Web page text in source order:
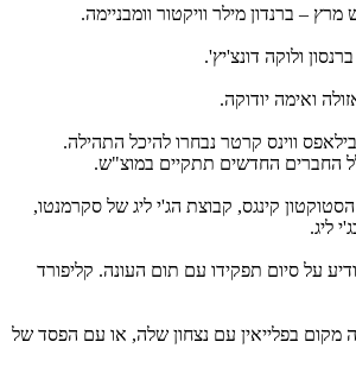
– ברנדון מילר וויקטור וומבניימה.
ולוקה דונצ'יץ'.
ואימה יודוקה.
ווינס קרטר נבחרו להיכל התהילה.
החברים החדשים תתקיים במוצ"ש.
קינגס, קבוצת הג'י ליג של סקרמנטו,
ליג.
על סיום תפקידו עם תום העונה. קליפורד
מקום בפלייאין עם נצחון שלה, או עם הפסד של